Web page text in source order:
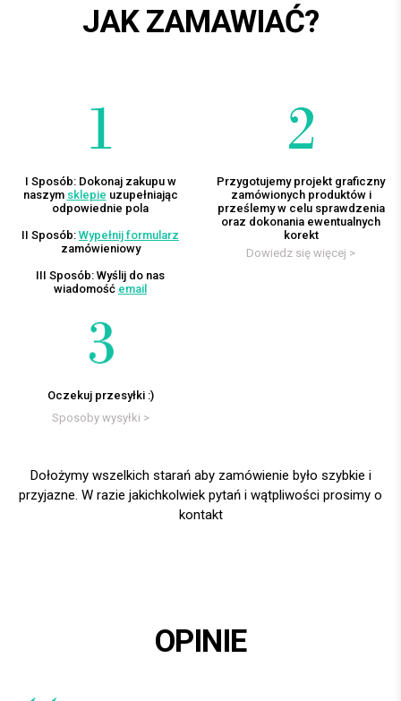
JAK ZAMAWIAĆ?
I Sposób: Dokonaj zakupu w
naszym sklepie uzupełniając
odpowiednie pola
II Sposób: Wypełnij formularz
zamówieniowy
III Sposób: Wyślij do nas
wiadomość email
Przygotujemy projekt graficzny
zamówionych produktów i
prześlemy w celu sprawdzenia
oraz dokonania ewentualnych
korekt
Dowiedz się więcej >
Oczekuj przesyłki :)
Sposoby wysyłki >
Dołożymy wszelkich starań aby zamówienie było szybkie i
przyjazne. W razie jakichkolwiek pytań i wątpliwości prosimy o
kontakt
OPINIE